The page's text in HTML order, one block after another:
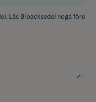
Läs Bipacksedel noga före